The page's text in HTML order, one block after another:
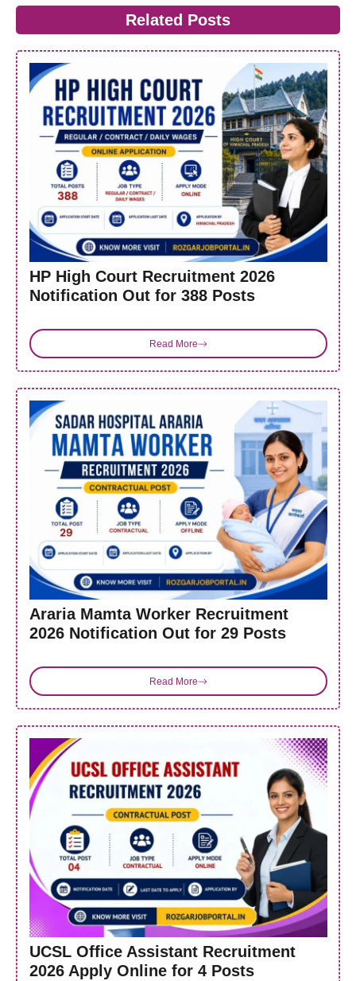
Related Posts
HP High Court Recruitment 2026
Notification Out for 388 Posts
Read More
Araria Mamta Worker Recruitment
2026 Notification Out for 29 Posts
Read More
UCSL Office Assistant Recruitment
2026 Apply Online for 4 Posts